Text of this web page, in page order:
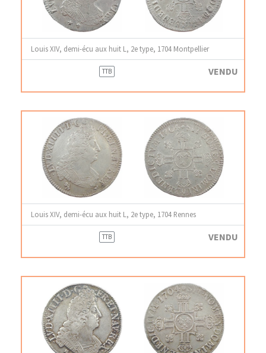
Louis XIV, demi-écu aux huit L, 2e type, 1704 Montpellier
TTB VENDU
Louis XIV, demi-écu aux huit L, 2e type, 1704 Rennes
TTB VENDU